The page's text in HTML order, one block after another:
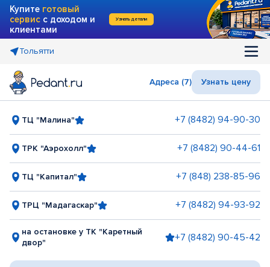
Купите готовый
сервис с доходом и
клиентами
Узнать детали
Тольятти
Адреса (7) Узнать цену
ТЦ "Малина" +7 (8482) 94-90-30
ТРК "Аэрохолл" +7 (8482) 90-44-61
ТЦ "Капитал" +7 (848) 238-85-96
ТРЦ "Мадагаскар" +7 (8482) 94-93-92
на остановке у ТК "Каретный
двор"
+7 (8482) 90-45-42